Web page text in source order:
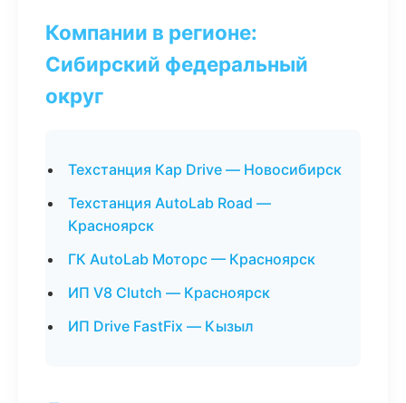
Компании в регионе:
Сибирский федеральный
округ
Техстанция Кар Drive — Новосибирск
Техстанция AutoLab Road —
Красноярск
ГК AutoLab Моторс — Красноярск
ИП V8 Clutch — Красноярск
ИП Drive FastFix — Кызыл